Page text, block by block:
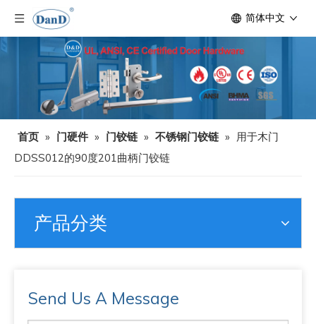
简体中文
首页 » 门硬件 » 门铰链 » 不锈钢门铰链 »
用于木门
DDSS012的90度201曲柄门铰链
产品分类
Send Us A Message